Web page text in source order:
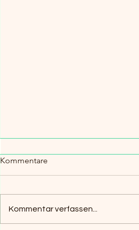
Kommentare
Kommentar verfassen...